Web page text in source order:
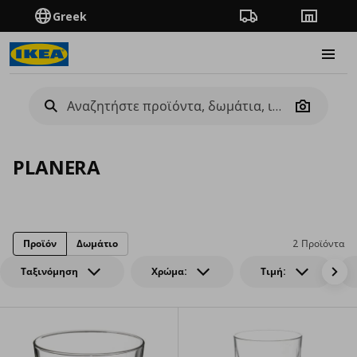
Greek Πορεία παραγγελίας
Camera
PLANERA
Ταξινόμηση Χρώμα: Τιμή:
2 Προϊόντα
Προϊόν Δωμάτιο